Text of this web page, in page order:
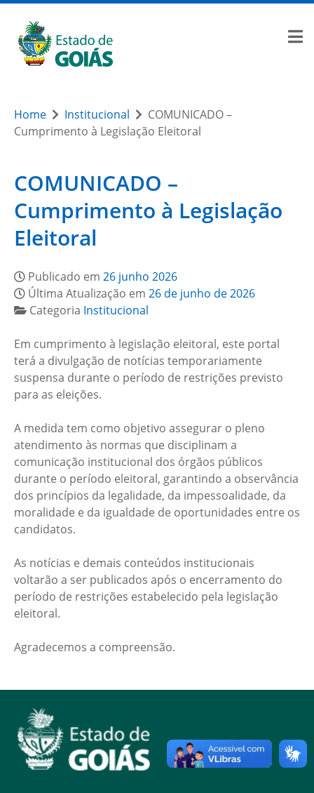
Home Institucional
COMUNICADO –
Cumprimento à Legislação Eleitoral
COMUNICADO –
Cumprimento à Legislação
Eleitoral
Publicado em 26 junho 2026
Última Atualização em 26 de junho de 2026
Categoria Institucional
Em cumprimento à legislação eleitoral, este portal
terá a divulgação de notícias temporariamente
suspensa durante o período de restrições previsto
para as eleições.
A medida tem como objetivo assegurar o pleno
atendimento às normas que disciplinam a
comunicação institucional dos órgãos públicos
durante o período eleitoral, garantindo a observância
dos princípios da legalidade, da impessoalidade, da
moralidade e da igualdade de oportunidades entre os
candidatos.
As notícias e demais conteúdos institucionais
voltarão a ser publicados após o encerramento do
período de restrições estabelecido pela legislação
eleitoral.
Agradecemos a compreensão.